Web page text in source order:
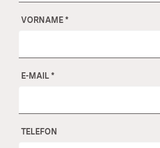
VORNAME*
E-MAIL*
TELEFON